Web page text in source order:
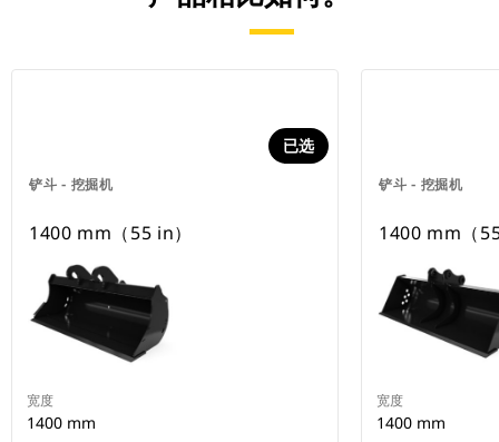
铲斗 - 挖掘机
已选
1400 mm（55 in）
宽度
1400 mm
铲斗 - 挖掘机
1400 mm（
宽度
1400 mm